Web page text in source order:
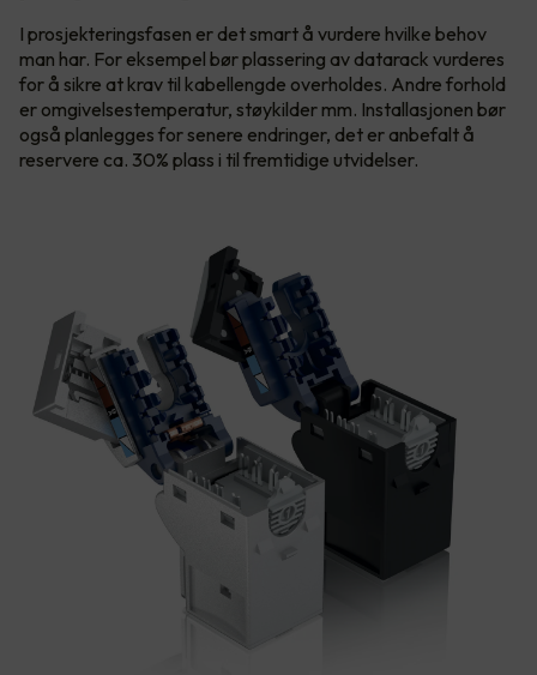
I prosjekteringsfasen er det smart å vurdere hvilke behov
man har. For eksempel bør plassering av datarack vurderes
for å sikre at krav til kabellengde overholdes. Andre forhold
er omgivelsestemperatur, støykilder mm. Installasjonen bør
også planlegges for senere endringer, det er anbefalt å
reservere ca. 30% plass i til fremtidige utvidelser.